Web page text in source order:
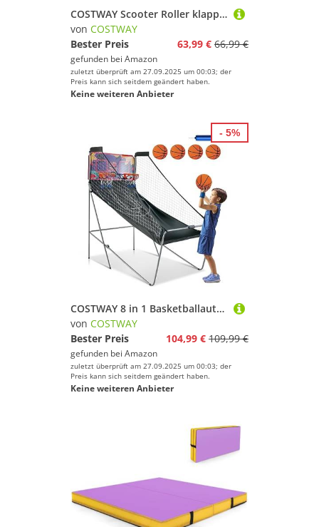
COSTWAY Scooter Roller klappbar, Tretroller höhenverstellbar, Cityroller 100kg Tragkraft, Sport Kickscooter, Kickroller mit 2 LED Rädern & ABEC-7 Kugellager (Lila)
von COSTWAY
Bester Preis
63,99 € 66,99 €
gefunden bei Amazon
zuletzt überprüft am 27.09.2025 um 00:03; der
Preis kann sich seitdem geändert haben.
Keine weiteren Anbieter
COSTWAY 8 in 1 Basketballautomat, elektrischer Baskeltballständer klappbar, Schießmaschine mit 4 Bällen, Luftpumpe & 8 Spielmodi, Arcade Basketballspiele Kinder für 2 Spieler (Lila)
von COSTWAY
Bester Preis
104,99 € 109,99 €
gefunden bei Amazon
zuletzt überprüft am 27.09.2025 um 00:03; der
Preis kann sich seitdem geändert haben.
Keine weiteren Anbieter
- 5%